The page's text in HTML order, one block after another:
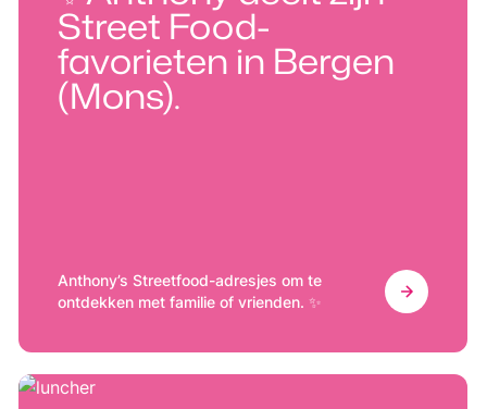
Street Food-
favorieten in Bergen
(Mons).
Anthony’s Streetfood-adresjes om te
ontdekken met familie of vrienden. ✨